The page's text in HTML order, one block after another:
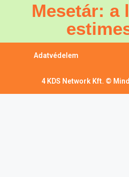
Mesetár: a
Adatvédelem
4 KDS Network Kft. ©